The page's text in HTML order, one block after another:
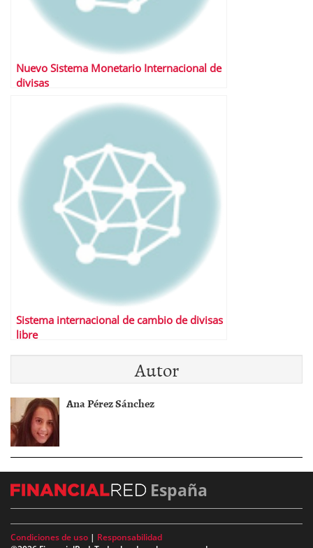
Nuevo Sistema Monetario Internacional de
divisas
Sistema internacional de cambio de divisas
libre
Autor
Ana Pérez Sánchez
España
Condiciones de uso | Responsabilidad